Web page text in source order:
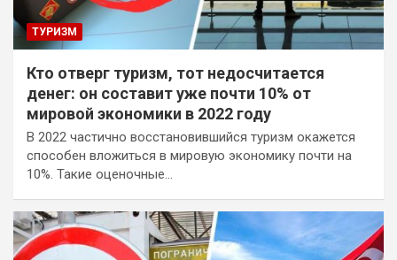
ТУРИЗМ
Кто отверг туризм, тот недосчитается
денег: он составит уже почти 10% от
мировой экономики в 2022 году
В 2022 частично восстановившийся туризм окажется
способен вложиться в мировую экономику почти на
10%. Такие оценочные…